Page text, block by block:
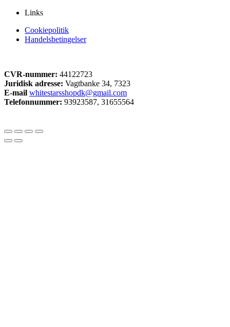
Links
Cookiepolitik
Handelsbetingelser
CVR-nummer: 44122723
Juridisk adresse: Vagtbanke 34, 7323
E-mail whitestarsshopdk@gmail.com
Telefonnummer: 93923587, 31655564